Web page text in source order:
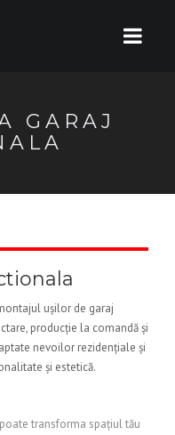
GARAJ
ușilor de garaj
producție la comandă și
nevoilor rezidențiale și
și estetică.
poate transforma spațiul tău